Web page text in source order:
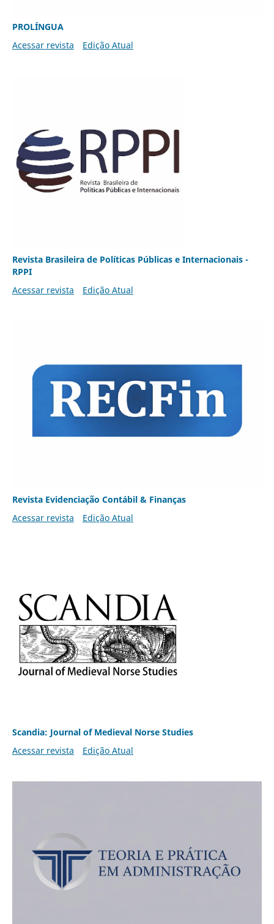
PROLÍNGUA
Acessar revista
Edição Atual
Revista Brasileira de Políticas Públicas e Internacionais -
RPPI
Acessar revista
Edição Atual
Revista Evidenciação Contábil & Finanças
Acessar revista
Edição Atual
Scandia: Journal of Medieval Norse Studies
Acessar revista
Edição Atual